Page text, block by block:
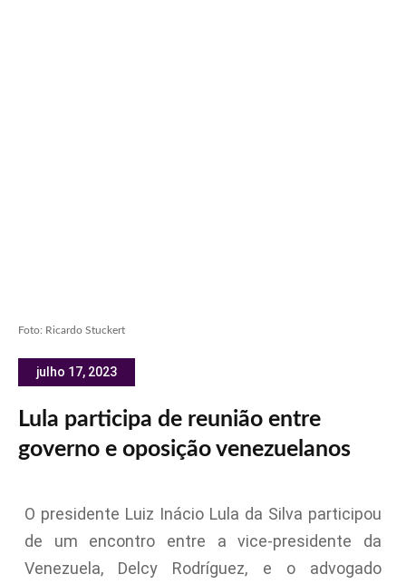
Foto: Ricardo Stuckert
julho 17, 2023
Lula participa de reunião entre
governo e oposição venezuelanos
O presidente Luiz Inácio Lula da Silva participou
de um encontro entre a vice-presidente da
Venezuela, Delcy Rodríguez, e o advogado